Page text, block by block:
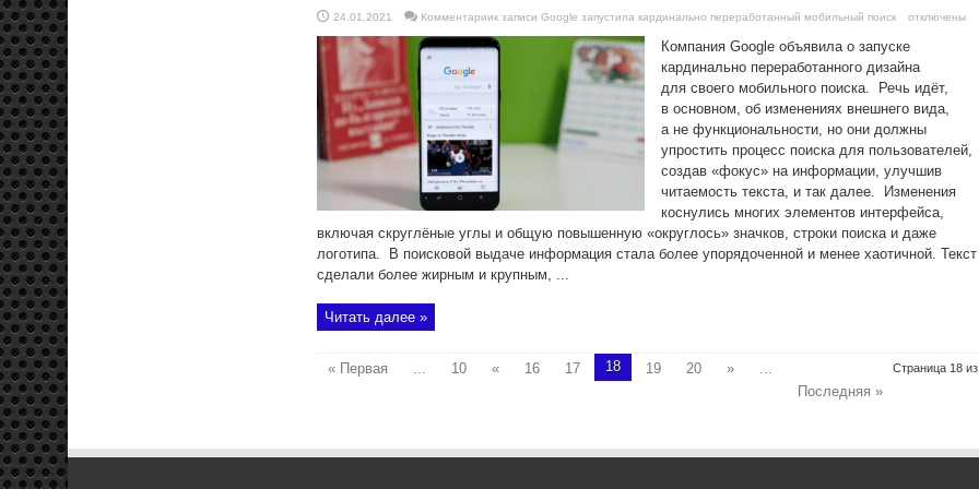
24.01.2021 Комментариик записи Google запустила кардинально переработанный мобильный поиск отключены
Компания Google объявила о запуске
кардинально переработанного дизайна
для своего мобильного поиска. Речь идёт,
в основном, об изменениях внешнего вида,
а не функциональности, но они должны
упростить процесс поиска для пользователей,
создав «фокус» на информации, улучшив
читаемость текста, и так далее. Изменения
коснулись многих элементов интерфейса,
включая скруглёные углы и общую повышенную «округлось» значков, строки поиска и даже
логотипа. В поисковой выдаче информация стала более упорядоченной и менее хаотичной. Текст
сделали более жирным и крупным, ...
Читать далее »
Страница 18
« Первая ... 10 « 16 17 18 19 20 »
...
Последняя »